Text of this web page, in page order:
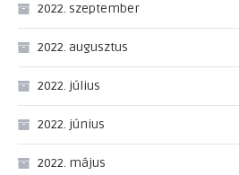
2022. szeptember
2022. augusztus
2022. július
2022. június
2022. május